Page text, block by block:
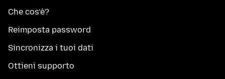
Che cos’è?
Reimposta password
Sincronizza i tuoi dati
Ottieni supporto